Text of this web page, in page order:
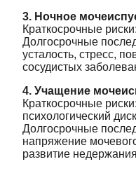
3. Ночное
Краткосрочные
Долгосрочные
усталость, стресс,
сосудистых
4. Учащение
Краткосрочные
психологический
Долгосрочные
напряжение
развитие